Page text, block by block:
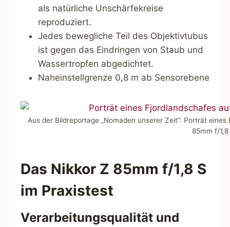
als natürliche Unschärfekreise
reproduziert.
Jedes bewegliche Teil des Objektivtubus
ist gegen das Eindringen von Staub und
Wassertropfen abgedichtet.
Naheinstellgrenze 0,8 m ab Sensorebene
Aus der Bildreportage „Nomaden unserer Zeit“: Porträt
85mm f/
Das Nikkor Z 85mm f/1,8 S
im Praxistest
Verarbeitungsqualität und